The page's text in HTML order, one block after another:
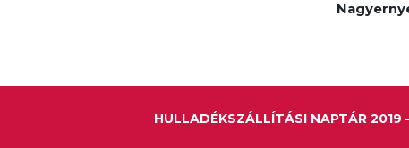
HULLADÉKSZÁLLÍTÁSI NAPTÁR 2019